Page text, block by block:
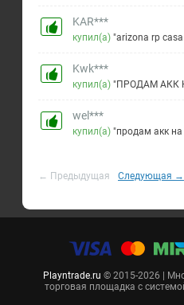
KAR***
купил(а)"arizona rp
Kwk***
купил(а)"ПРОДАМ АКК
wel***
купил(а)"продам акк
← Предыдущая Следующая →
Playntrade.ru © 2015-2026 |
торговая площадка с